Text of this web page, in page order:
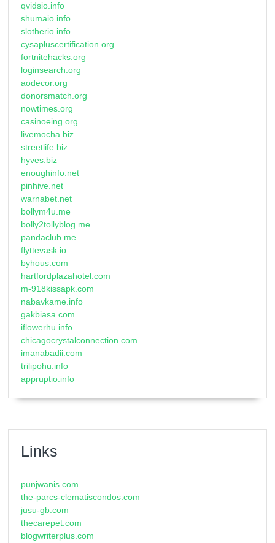
qvidsio.info
shumaio.info
slotherio.info
cysapluscertification.org
fortnitehacks.org
loginsearch.org
aodecor.org
donorsmatch.org
nowtimes.org
casinoeing.org
livemocha.biz
streetlife.biz
hyves.biz
enoughinfo.net
pinhive.net
warnabet.net
bollym4u.me
bolly2tollyblog.me
pandaclub.me
flyttevask.io
byhous.com
hartfordplazahotel.com
m-918kissapk.com
nabavkame.info
gakbiasa.com
iflowerhu.info
chicagocrystalconnection.com
imanabadii.com
trilipohu.info
appruptio.info
Links
punjwanis.com
the-parcs-clematiscondos.com
jusu-gb.com
thecarepet.com
blogwriterplus.com